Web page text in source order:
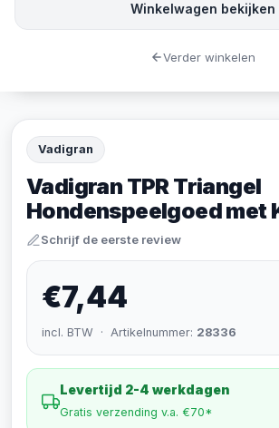
Vadigran
Vadigran TPR Triangel
Hondenspeelgoed met
Schrijf de eerste review
€7,44
incl. BTW · Artikelnummer: 28336
Levertijd 2-4 werkdagen
Gratis verzending v.a. €70*
Winkelwagen bekijken
Verder winkelen